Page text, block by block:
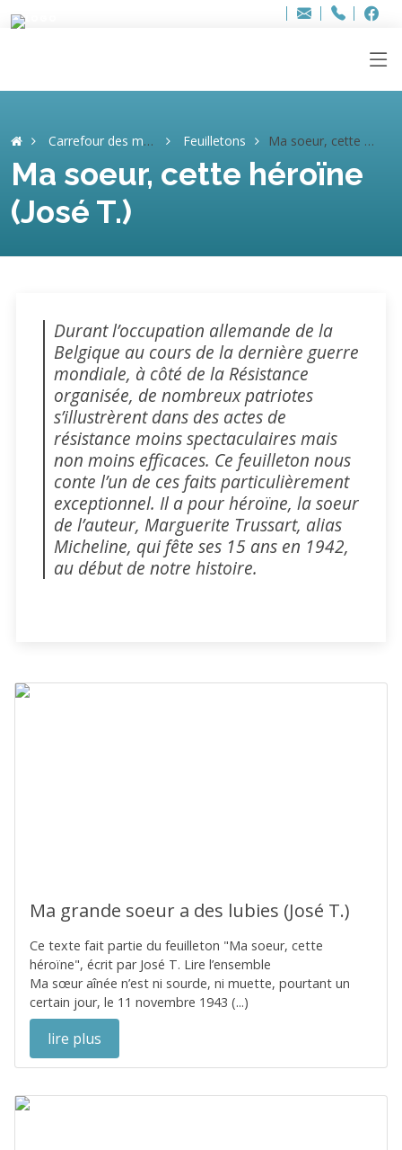
Adresse
info..hâthe..
Tel.
Tel.
Carrefour des mémoires Feuilletons Ma soeur, cette héroïne (José T.)
Ma soeur, cette héroïne
(José T.)
Durant l’occupation allemande de la
Belgique au cours de la dernière guerre
mondiale, à côté de la Résistance
organisée, de nombreux patriotes
s’illustrèrent dans des actes de
résistance moins spectaculaires mais
non moins efficaces. Ce feuilleton nous
conte l’un de ces faits particulièrement
exceptionnel. Il a pour héroïne, la soeur
de l’auteur, Marguerite Trussart, alias
Micheline, qui fête ses 15 ans en 1942,
au début de notre histoire.
Ma grande soeur a des lubies (José T.)
Ce texte fait partie du feuilleton "Ma soeur, cette
héroïne", écrit par José T. Lire l’ensemble
Ma sœur aînée n’est ni sourde, ni muette, pourtant un
certain jour, le 11 novembre 1943 (...)
lire plus